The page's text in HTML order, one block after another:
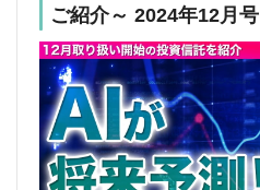
ご紹介～ 2024年12月号